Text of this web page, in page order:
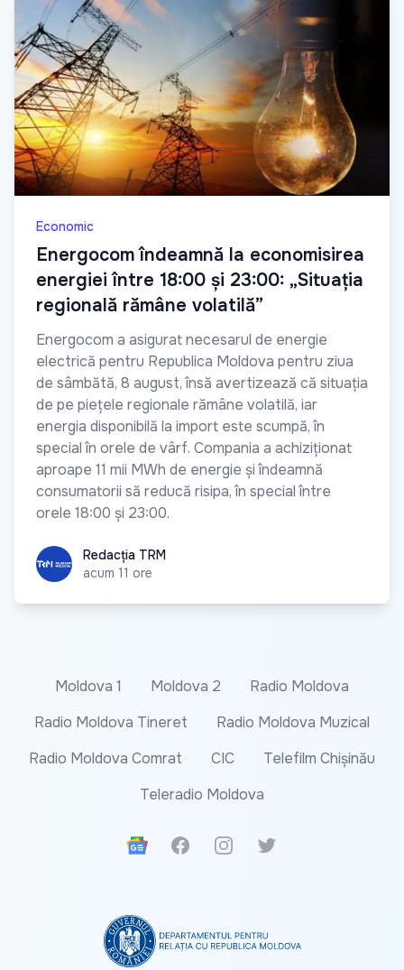
Economic
Energocom îndeamnă la economisirea
energiei între 18:00 și 23:00: „Situația
regională rămâne volatilă”
Energocom a asigurat necesarul de energie
electrică pentru Republica Moldova pentru ziua
de sâmbătă, 8 august, însă avertizează că situația
de pe piețele regionale rămâne volatilă, iar
energia disponibilă la import este scumpă, în
special în orele de vârf. Compania a achiziționat
aproape 11 mii MWh de energie și îndeamnă
consumatorii să reducă risipa, în special între
orele 18:00 și 23:00.
Redacția TRM
Redacția TRM
acum 11 ore
Moldova 1 Moldova 2
Radio Moldova
Radio Moldova Tineret
Radio Moldova Muzical
Radio Moldova Comrat
CIC
Telefilm Chișinău
Teleradio Moldova
Google News
FacebookInstagramTwitter